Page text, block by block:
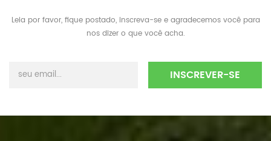
Leia por favor, fique postado, inscreva-se e agradecemos você para
nos dizer o que você acha.